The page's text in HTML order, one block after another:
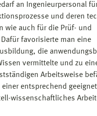
an Ingenieurpersonal
und deren
wie auch für die Prüf- und
favorisierte man eine
die
vermittelte und zu
Arbeitsweise
entsprechend
wissenschaftliches